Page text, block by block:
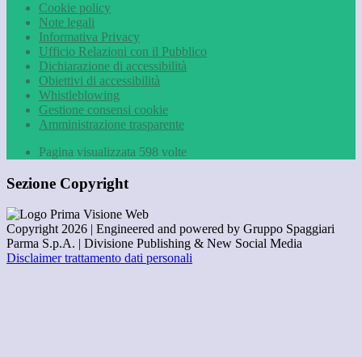
Cookie policy
Note legali
Informativa Privacy
Ufficio Relazioni con il Pubblico
Dichiarazione di accessibilità
Obiettivi di accessibilità
Whistleblowing
Gestione consensi cookie
Amministrazione trasparente
Pagina visualizzata 598 volte
Sezione Copyright
Copyright 2026 | Engineered and powered by Gruppo Spaggiari
Parma S.p.A. | Divisione Publishing & New Social Media
Disclaimer trattamento dati personali